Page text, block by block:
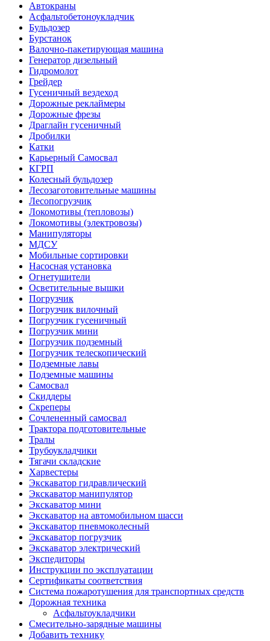
Автокраны
Асфальтобетоноукладчик
Бульдозер
Бурстанок
Валочно-пакетирующая машина
Генератор дизельный
Гидромолот
Грейдер
Гусеничный вездеход
Дорожные реклаймеры
Дорожные фрезы
Драглайн гусеничный
Дробилки
Катки
Карьерный Самосвал
КГРП
Колесный бульдозер
Лесозаготовительные машины
Лесопогрузчик
Локомотивы (тепловозы)
Локомотивы (электровозы)
Манипуляторы
МДСУ
Мобильные сортировки
Насосная установка
Огнетушители
Осветительные вышки
Погрузчик
Погрузчик вилочный
Погрузчик гусеничный
Погрузчик мини
Погрузчик подземный
Погрузчик телескопический
Подземные лавы
Подземные машины
Самосвал
Скиддеры
Скреперы
Сочлененный самосвал
Трактора подготовительные
Тралы
Трубоукладчики
Тягачи складские
Харвестеры
Экскаватор гидравлический
Экскаватор манипулятор
Экскаватор мини
Экскаватор на автомобильном шасси
Экскаватор пневмоколесный
Экскаватор погрузчик
Экскаватор электрический
Экспедиторы
Инструкции по эксплуатации
Сертификаты соответствия
Система пожаротушения для транспортных средств
Дорожная техника
Асфальтоукладчики
Смесительно-зарядные машины
Добавить технику